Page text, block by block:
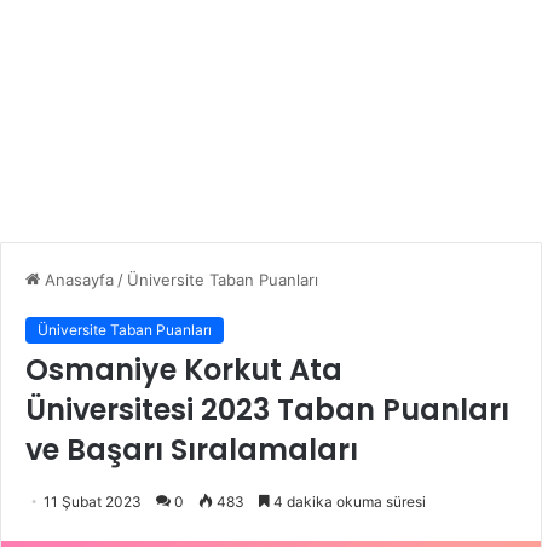
Anasayfa / Üniversite Taban Puanları
Üniversite Taban Puanları
Osmaniye Korkut Ata
Üniversitesi 2023 Taban Puanları
ve Başarı Sıralamaları
11 Şubat 2023 0 483 4 dakika okuma süresi